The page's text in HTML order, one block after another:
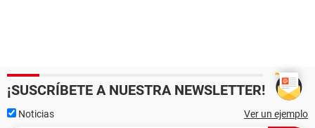
¡SUSCRÍBETE A NUESTRA NEWSLETTER!
Noticias Ver un ejemplo